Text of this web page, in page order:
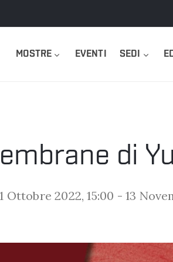
MOSTRE EVENTI SEDI
di
1 Ottobre 2022, 15:00 -13